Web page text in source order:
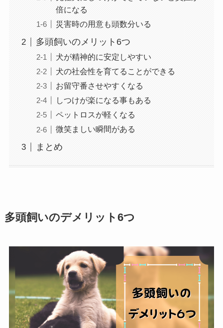
倍になる
災害時の用意も頭数分いる
多頭飼いのメリット6つ
犬が精神的に安定しやすい
犬の社会性を育てることができる
お留守番させやすくなる
しつけが楽になる事もある
ペットロスが軽くなる
微笑ましい瞬間がある
まとめ
多頭飼いのデメリット6つ